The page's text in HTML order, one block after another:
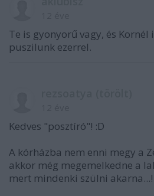
Te is gyonyorű vagy, és Kornél
puszilunk ezerrel.
Kedves "posztíró"! :D
A kórházba nem enni megy a
akkor még megemelkedne a
mert mindenki szülni akarna...!